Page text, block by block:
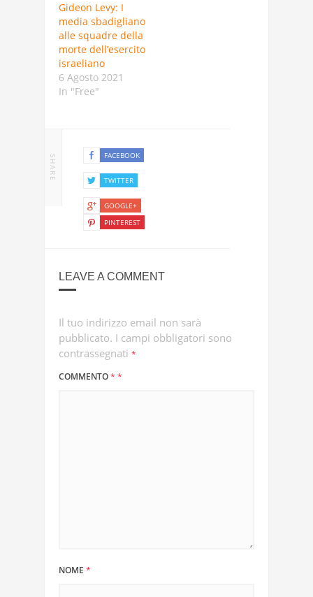
Gideon Levy: I
media sbadigliano
alle squadre della
morte dell’esercito
israeliano
6 Agosto 2021
In "Free"
SHARE FACEBOOK
TWITTER
GOOGLE+
PINTEREST
LEAVE A COMMENT
Il tuo indirizzo email non sarà
pubblicato. I campi obbligatori sono
contrassegnati *
COMMENTO* *
NOME *